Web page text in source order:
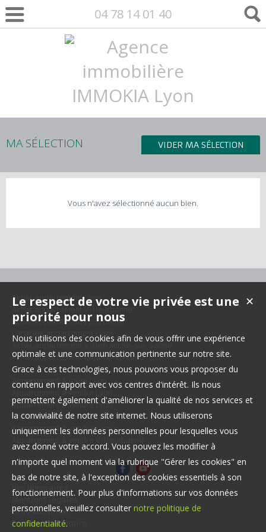
04 78 14 01 40
MA SÉLECTION VIDER MA SÉLECTION
Vous n'avez sélectionné aucun bien.
Achat appartement Lyon
Achat appartement Villeurbanne
Achat appartement Lyon 6ème
Location appartement Lyon
Achat appartement Caluire-et-Cuire
Appartement à louer Lyon
Appartement à vendre Lyon
Appartement à vendre Lyon
Appartement à vendre Lyon
Appartement à vendre Lyon
Nos Honoraires
Offre complète
Espace propriétaire
✕
Le respect de votre vie privée est une
priorité pour nous
Nous utilisons des cookies afin de vous offrir une expérience
optimale et une communication pertinente sur notre site.
Grace à ces technologies, nous pouvons vous proposer du
contenu en rapport avec vos centres d'intérêt. Ils nous
permettent également d'améliorer la qualité de nos services et
la convivialité de notre site internet. Nous utiliserons
uniquement les données personnelles pour lesquelles vous
avez donné votre accord. Vous pouvez les modifier à
n'importe quel moment via la rubrique "Gérer les cookies" en
bas de notre site, à l'exception des cookies essentiels à son
fonctionnement. Pour plus d'informations sur vos données
personnelles, veuillez consulter notre politique de
confidentialité.